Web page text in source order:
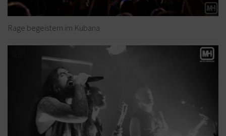
Rage begeistern im Kubana